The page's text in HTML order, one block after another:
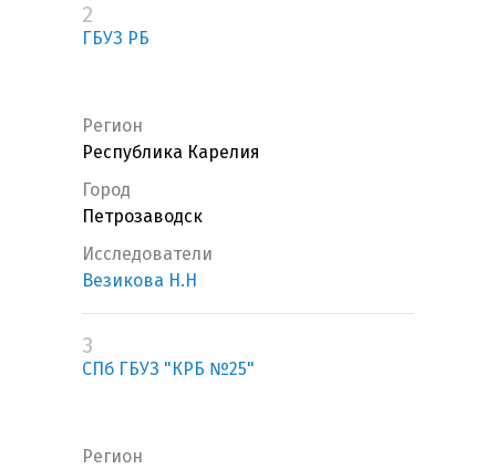
2
ГБУЗ РБ
Регион
Республика Карелия
Город
Петрозаводск
Исследователи
Везикова Н.Н
3
СПб ГБУЗ "КРБ №25"
Регион